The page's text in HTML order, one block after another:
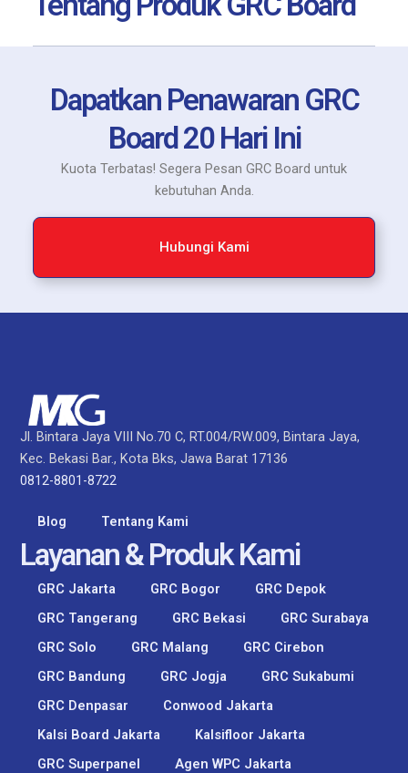
Dapatkan Penawaran GRC
Board 20 Hari Ini
Kuota Terbatas! Segera Pesan GRC Board untuk
kebutuhan Anda.
Hubungi Kami
Jl. Bintara Jaya VIII No.70 C, RT.004/RW.009, Bintara Jaya,
Kec. Bekasi Bar., Kota Bks, Jawa Barat 17136
0812-8801-8722
Blog Tentang Kami
Layanan & Produk Kami
GRC Jakarta GRC Bogor
GRC Depok​
GRC Tangerang​
GRC Bekasi
GRC Surabaya
GRC Solo
GRC Malang
GRC Cirebon
GRC Bandung
GRC Jogja
GRC Sukabumi
GRC Denpasar
Conwood Jakarta
Kalsi Board Jakarta
Kalsifloor Jakarta
GRC Superpanel
Agen WPC Jakarta